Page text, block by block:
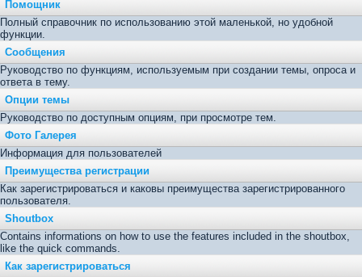
Помощник
Полный справочник по использованию этой маленькой, но удобной
функции.
Сообщения
Руководство по функциям, используемым при создании темы, опроса и
ответа в тему.
Опции темы
Руководство по доступным опциям, при просмотре тем.
Фото Галерея
Информация для пользователей
Преимущества регистрации
Как зарегистрироваться и каковы преимущества зарегистрированного
пользователя.
Shoutbox
Contains informations on how to use the features included in the shoutbox,
like the quick commands.
Как зарегистрироваться